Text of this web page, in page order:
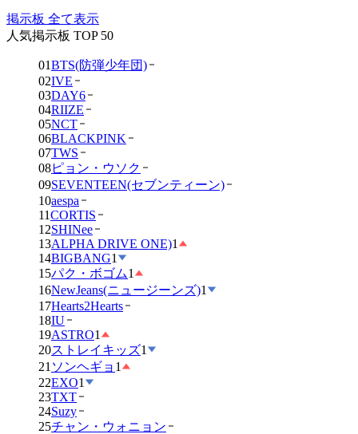
掲示板 全て表示
人気掲示板 TOP 50
01BTS(防弾少年団)
02IVE
03DAY6
04RIIZE
05NCT
06BLACKPINK
07TWS
08ピョン・ウソク
09SEVENTEEN(セブンティーン)
10aespa
11CORTIS
12SHINee
13ALPHA DRIVE ONE)1
14BIGBANG1
15パク・ボゴム1
16NewJeans(ニュージーンズ)1
17Hearts2Hearts
18IU
19ASTRO1
20ストレイキッズ1
21 ソンヘギョ 1
22EXO1
23TXT
24Suzy
25チャン・ウォニョン